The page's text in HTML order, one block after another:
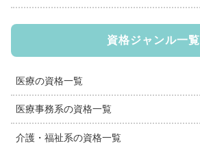
資格ジャンル一覧
医療の資格一覧
医療事務系の資格一覧
介護・福祉系の資格一覧